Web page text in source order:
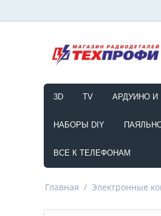
3D TV АРДУИНО
НАБОРЫ DIY
ВСЕ К ТЕЛЕФОНАМ
Главная / Электронные